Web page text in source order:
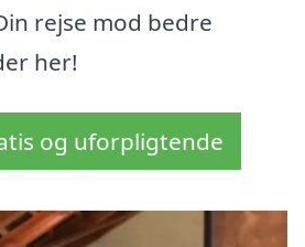
rejse mod bedre
her!
og uforpligtende